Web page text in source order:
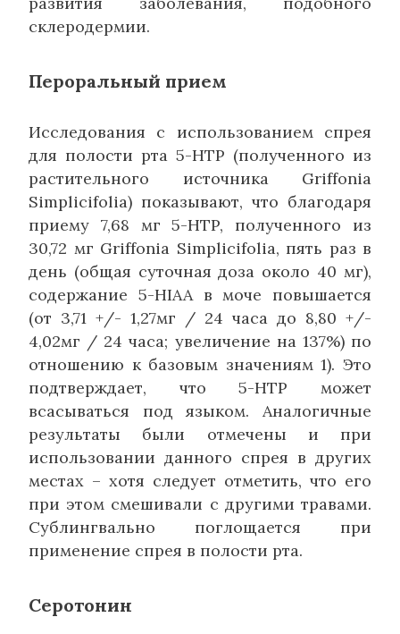
склеродермии.
Пероральный прием
Исследования с использованием спрея
для полости рта 5-HTP (полученного из
растительного источника Griffonia
Simplicifolia) показывают, что благодаря
приему 7,68 мг 5-HTP, полученного из
30,72 мг Griffonia Simplicifolia, пять раз в
день (общая суточная доза около 40 мг),
содержание 5-HIAA в моче повышается
(от 3,71 +/- 1,27мг / 24 часа до 8,80 +/-
4,02мг / 24 часа; увеличение на 137%) по
отношению к базовым значениям 1). Это
подтверждает, что 5-HTP может
всасываться под языком. Аналогичные
результаты были отмечены и при
использовании данного спрея в других
местах – хотя следует отметить, что его
при этом смешивали с другими травами.
Сублингвально поглощается при
применение спрея в полости рта.
Серотонин